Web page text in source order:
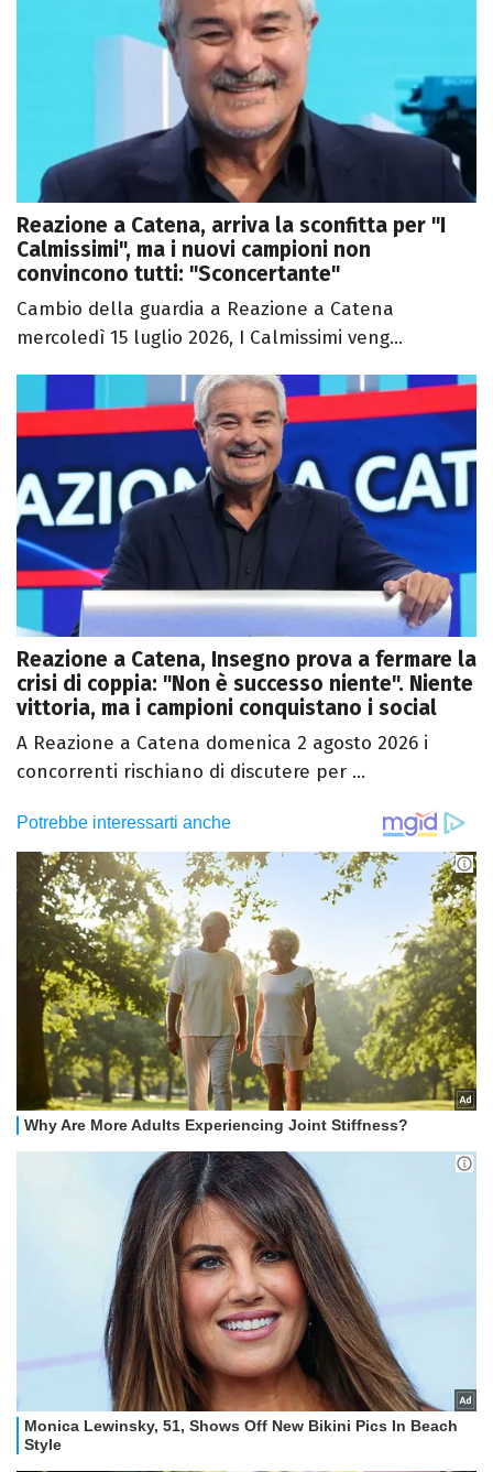
Reazione a Catena, arriva la sconfitta per "I
Calmissimi", ma i nuovi campioni non
convincono tutti: "Sconcertante"
Cambio della guardia a Reazione a Catena
mercoledì 15 luglio 2026, I Calmissimi veng...
Reazione a Catena, Insegno prova a fermare la
crisi di coppia: "Non è successo niente". Niente
vittoria, ma i campioni conquistano i social
A Reazione a Catena domenica 2 agosto 2026 i
concorrenti rischiano di discutere per ...